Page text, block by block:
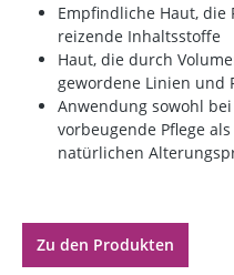
Empfindliche Haut,
reizende Inhaltsstoffe
Haut, die durch
gewordene Linien und
Anwendung sowohl
vorbeugende Pflege
natürlichen
Zu den Produkten